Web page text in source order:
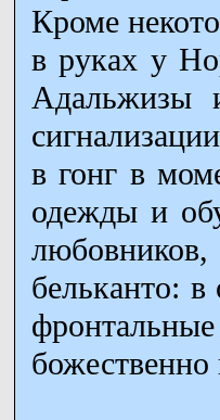
Кроме
в руках у
Адальжизы
в гонг в
одежды и
бельканто: